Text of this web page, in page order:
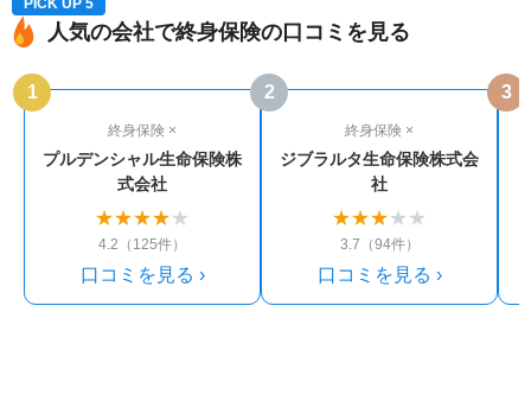
人気の会社で終身保険の口コミを見る
PICK UP 5
1
終身保険 ×
プルデンシャル生命保険株
式会社
★★★★★
4.2（125件）
口コミを見る ›
2
終身保険 ×
ジブラルタ生命保険株式会
社
★★★★ ★
3.7（94件）
口コミを見る ›
3